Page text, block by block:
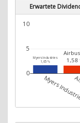
Erwartete
Myers Industries
1,65 % 1,58
Myers
0
5
10